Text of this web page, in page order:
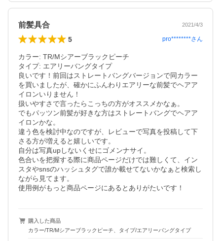
前髪具合 2021/4/3
5 pro********さん
カラー: TR/Mシアーブラックピーチ
タイプ: エアリーバングタイプ
良いです！前回はストレートバングバージョンで同カラー
を買いましたが、確かにふんわりエアリーな前髪でヘアア
イロンいりません！
扱いやすさで言ったらこっちの方がオススメかなぁ。
でもパッツン前髪が好きな方はストレートバングでヘアア
イロンかな。
違う色を検討中なのですが、レビューで写真を投稿して下
さる方が増えると嬉しいです。
自分は写真upしないくせにゴメンナサイ。
色合いを把握する際に商品ページだけでは難しくて、イン
スタやsnsのハッシュタグで誰か載せてないかなぁと検索し
ながら見てます。
使用例がもっと商品ページにあるとありがたいです！
購入した商品
カラー/TR/Mシアーブラックピーチ、タイプ/エアリーバングタイプ